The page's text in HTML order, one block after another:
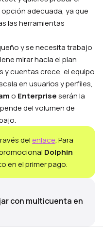
opción adecuada, ya que
las herramientas
y se necesita trabajo
mirar hacia el plan
y cuentas crece, el equipo
en usuarios y perfiles,
o Enterpriseserán la
del volumen de
delenlace. Para
Dolphin
en el primer pago.
con multicuenta en